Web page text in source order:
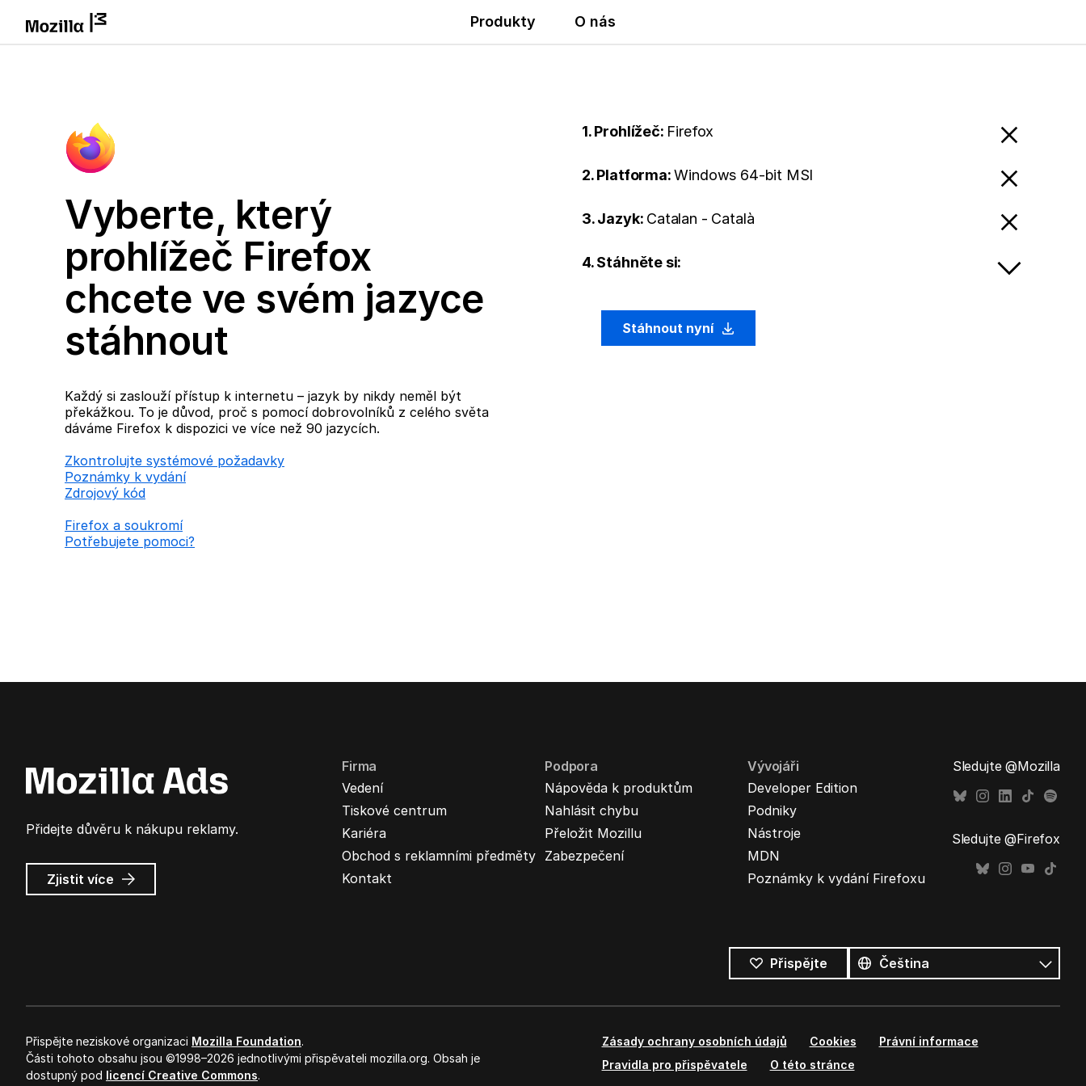
Produkty O nás
Vyberte, který
prohlížeč Firefox
chcete ve svém jazyce
stáhnout
Každý si zaslouží přístup k internetu – jazyk by nikdy neměl být
překážkou. To je důvod, proč s pomocí dobrovolníků z celého světa
dáváme Firefox k dispozici ve více než 90 jazycích.
Zkontrolujte systémové požadavky
Poznámky k vydání
Zdrojový kód
Firefox a soukromí
Potřebujete pomoci?
1. Prohlížeč: Firefox
2. Platforma:Windows 64-bit MSI
3. Jazyk: Catalan - Català
4. Stáhněte si:
Stáhnout nyní
Přidejte důvěru k nákupu reklamy.
Zjistit více o
Mozilla
Firma
Vedení
Tiskové centrum
Kariéra
Obchod s reklamními předměty
Kontakt
Podpora
Nápověda k produktům
Nahlásit chybu
Přeložit Mozillu
Zabezpečení
Vývojáři
Developer Edition
Podniky
Nástroje
MDN
Poznámky k vydání Firefoxu
Sledujte @Mozilla
Sledujte @Firefox
Přispějte
jazyky
Jazyk
Přispějte neziskové organizaci Mozilla Foundation.
Části tohoto obsahu jsou ©1998–2026 jednotlivými přispěvateli mozilla.org. Obsah je
dostupný pod licencí Creative Commons.
Zásady ochrany osobních údajů Cookies
Právní informace
Pravidla pro přispěvatele
O této stránce